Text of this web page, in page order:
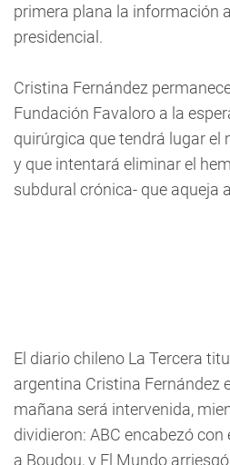
primera plana la información
presidencial.
Cristina Fernández
Fundación Favaloro a la
quirúrgica que tendrá lugar el
y que intentará eliminar el
subdural crónica- que aqueja
El diario chileno La Tercera
argentina Cristina Fernández
mañana será intervenida,
dividieron: ABC encabezó
a Boudou, y El Mundo